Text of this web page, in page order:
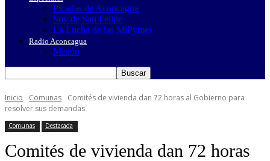
Picadas de Aconcagua
Soy de San Felipe
La Lucha de las MiPymes
Radio Aconcagua
Misión
Inicio Comunas
Comités de vivienda dan 72 horas al Gobierno para
resolver sus demandas
Comunas Destacada
Comités de vivienda dan 72 horas